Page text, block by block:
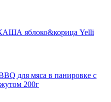
яблоко&корица Yelli
для мяса в панировке с
200г